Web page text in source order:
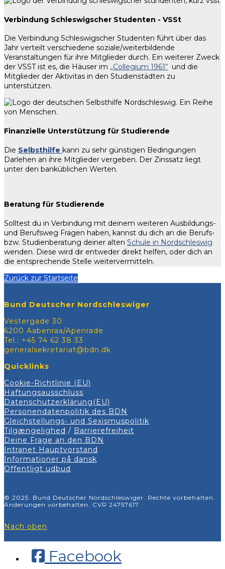
Verbindung Schleswigscher Studenten - VSSt
Die Verbindung Schleswigscher Studenten führt über das
Jahr verteilt verschiedene soziale/weiterbildende
Veranstaltungen für ihre Mitglieder durch. Ein weiterer Zweck
der VSST ist es, die Häuser im „Collegium 1961“ und die
Mitglieder der Aktivitas in den Studienstädten zu
unterstützen.
Finanzielle Unterstützung für Studierende
Die Selbsthilfe kann zu sehr günstigen Bedingungen
Darlehen an ihre Mitglieder vergeben. Der Zinssatz liegt
unter den banküblichen Werten.
Beratung für Studierende
Solltest du in Verbindung mit deinem weiteren Ausbildungs-
und Berufsweg Fragen haben, kannst du dich an die Berufs-
bzw. Studienberatung deiner alten Schule in Nordschleswig
wenden. Diese wird dir entweder direkt helfen, oder dich an
die entsprechende Stelle weitervermitteln.
Zurück zur Startseite
Bund Deutscher Nordschleswiger
Vestergade 30
6200 Aabenraa/Apenrade
Tel.: +45 74 62 38 33
generalsekretariat@bdn.dk
Quicklinks
Cookie-Richtlinie (EU)
Haftungsausschluss
Datenschutzerklärung(EU)
Personendatenpolitik des BDN
Gleichstellungs- und Sexismuspolitik
Tilgængelighed / Barrierefreiheit
Deine Frage an den BDN
Intranet Hauptvorstand
Informationer på dansk
Offentligt udbud
© 2025. Bund Deutscher Nordschleswiger. Rechte vorbehalten.
Änderungen vorbehalten. CVR 24757617
Nach oben
Facebook